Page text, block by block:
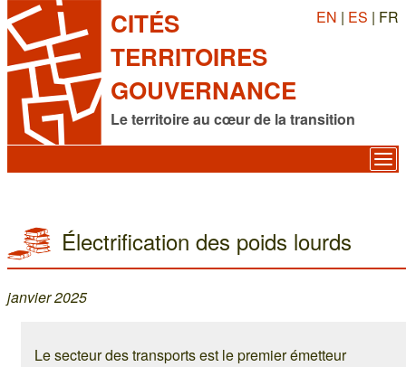
CITÉS
TERRITOIRES
GOUVERNANCE
Le territoire au cœur de la transition
EN | ES | FR
Électrification des poids lourds
janvier 2025
Le secteur des transports est le premier émetteur